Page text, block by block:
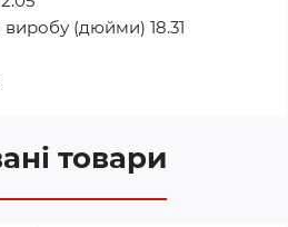
(дюйми) 18.31
товари